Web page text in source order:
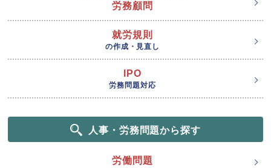
労務顧問
就労規則
の作成・見直し
IPO
労務問題対応
人事・労務問題から探す
労働問題